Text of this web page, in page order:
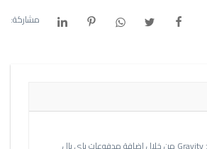
مشاركة: